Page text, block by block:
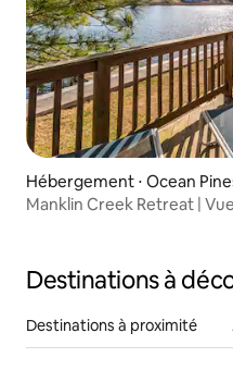
Hébergement ⋅ Ocean
Manklin Creek Retreat |
Destinations à
Destinations à proximité